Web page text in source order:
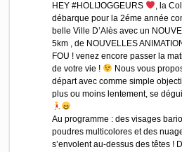
HEY #HOLIJOGGEURS
, la
débarque pour la 2éme année
belle Ville D’Alès avec un
5km , de NOUVELLES
FOU ! venez encore passer la
de votre vie !
Nous vous
départ avec comme simple
plus ou moins lentement, se
Au programme : des visages
poudres multicolores et des
s’envolent au-dessus des têtes !